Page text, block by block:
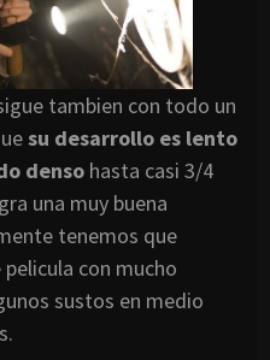
tambien con todo un
su desarrollo es lento
denso hasta casi 3/4
una muy buena
tenemos que
con mucho
sustos en medio